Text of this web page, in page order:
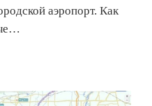
аэропорт. Как